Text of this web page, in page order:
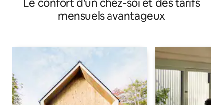
Le confort d'un chez-soi et des tarifs
mensuels avantageux